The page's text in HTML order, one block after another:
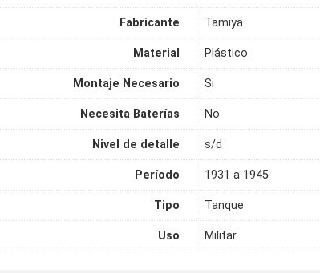
Fabricante Tamiya
Material Plástico
Montaje Necesario Si
Necesita Baterías No
Nivel de detalle s/d
Período 1931 a 1945
Tipo Tanque
Uso Militar